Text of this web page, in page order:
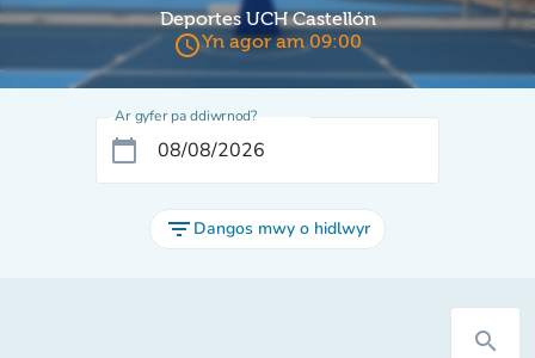
Deportes UCH Castellón
access_timeYn agor am 09:00
Ar gyfer pa ddiwrnod?
calendar_today
filter_list Dangos mwy o hidlwyr
search